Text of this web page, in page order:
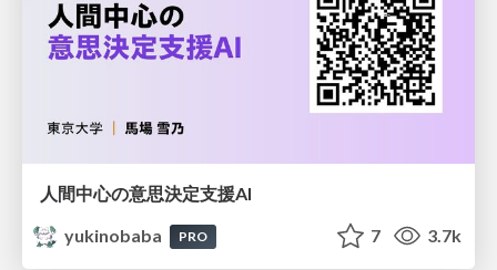
人間中心の意思決定支援AI
yukinobaba
PRO 7 3.7k